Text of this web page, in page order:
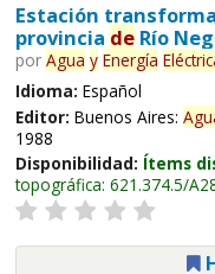
Estación
provincia deRío
por Agua y Energía
Idioma: Español
Editor: Buenos Aires:
1988
Disponibilidad: Ítems
topográfica: 621.374.5/